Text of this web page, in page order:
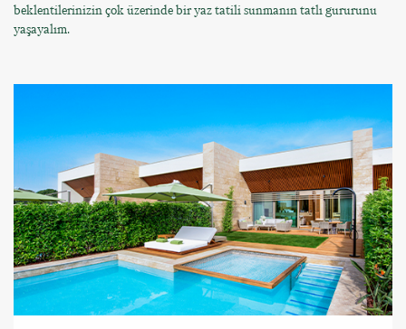
beklentilerinizin çok üzerinde bir yaz tatili sunmanın tatlı gururunu
yaşayalım.